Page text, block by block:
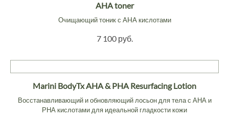
AHA toner
Очищающий тоник с AHA кислотами
7 100 руб.
Marini BodyTx AHA & PHA Resurfacing Lotion
Восстанавливающий и обновляющий лосьон для тела с АНА и
РНА кислотами для идеальной гладкости кожи